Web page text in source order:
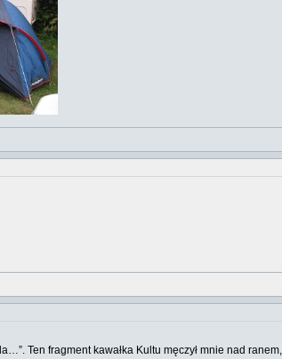
Ten fragment kawałka Kultu męczył mnie nad